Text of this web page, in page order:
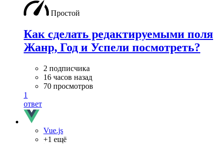
Простой
Как сделать редактируемыми поля
Жанр, Год и Успели посмотреть?
2 подписчика
16 часов назад
70 просмотров
1
ответ
Vue.js
+1 ещё